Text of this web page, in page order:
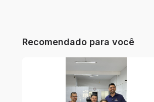
Recomendado para você